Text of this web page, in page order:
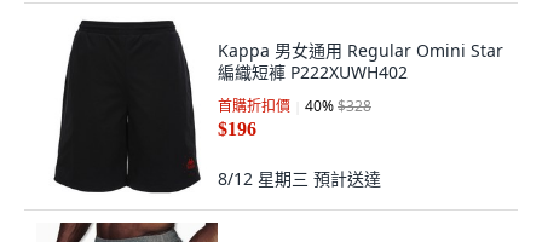
Kappa 男女通用 Regular Omini Star
編織短褲 P222XUWH402
首購折扣價 40%$328
$196
8/12 星期三 預計送達